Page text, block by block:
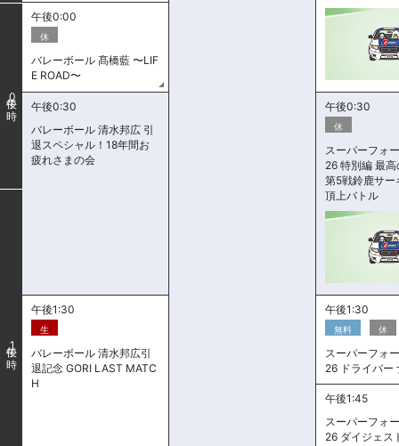
0
午後0:00
休
バレーボール 髙橋藍 〜LIF
E ROAD〜
午後0:30
バレーボール 清水邦広 引
退スペシャル！18年間お
疲れさまの会
午後0:30
休
スーパーフォ
26 特別編 最
第5戦鈴鹿サー
頂上バトル
1
午後1:30
生
バレーボール 清水邦広引
退記念 GORI LAST MATC
H
午後1:30
無料 休
スーパーフォ
26 ドライバー
午後1:45
スーパーフォ
26 ダイジェス